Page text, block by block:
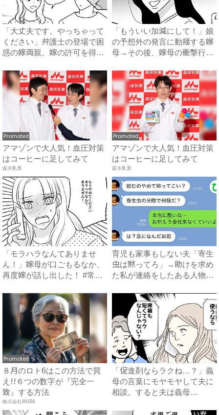
「大丈夫です。やっちゃって
ください」弁護士の登場で困
惑の嫁両親。嫁の許可を得た
「もういい加減にして！」娘
の予想外の発言に動揺する嫁
母→その後、嫁母の衝撃行動
Promoted
アマゾンで大人気！血圧対策
はコーヒーに足してみて
森永乳業
Promoted
アマゾンで大人気！血圧対策
はコーヒーに足してみて
森永乳業
「モラハラなんてありませ
ん！」嫁母が口ごもるなか、
再度嫁が話し出した！ #常識
育児も家事もしない夫「寄生
虫は黙ってろ」→助けを求め
た私が連絡をしたある人物と
Promoted
８月のロト6はこの方法で買
え!!６つの数字が『完全一
致』する方法
株式会社MURA
「促進剤ならラクね…？」義
母の言葉にモヤモヤして夫に
相談。すると夫は義母